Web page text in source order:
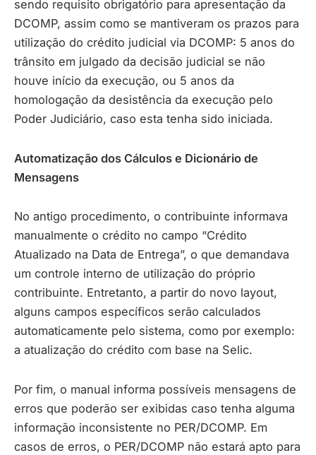
sendo requisito obrigatório para apresentação da
DCOMP, assim como se mantiveram os prazos para
utilização do crédito judicial via DCOMP: 5 anos do
trânsito em julgado da decisão judicial se não
houve início da execução, ou 5 anos da
homologação da desistência da execução pelo
Poder Judiciário, caso esta tenha sido iniciada.
Automatização dos Cálculos e Dicionário de
Mensagens
No antigo procedimento, o contribuinte informava
manualmente o crédito no campo “Crédito
Atualizado na Data de Entrega”, o que demandava
um controle interno de utilização do próprio
contribuinte. Entretanto, a partir do novo layout,
alguns campos específicos serão calculados
automaticamente pelo sistema, como por exemplo:
a atualização do crédito com base na Selic.
Por fim, o manual informa possíveis mensagens de
erros que poderão ser exibidas caso tenha alguma
informação inconsistente no PER/DCOMP. Em
casos de erros, o PER/DCOMP não estará apto para